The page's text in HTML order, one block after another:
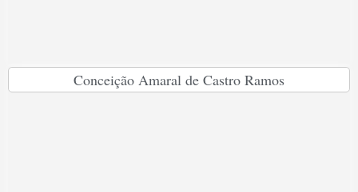
Conceição Amaral de Castro Ramos